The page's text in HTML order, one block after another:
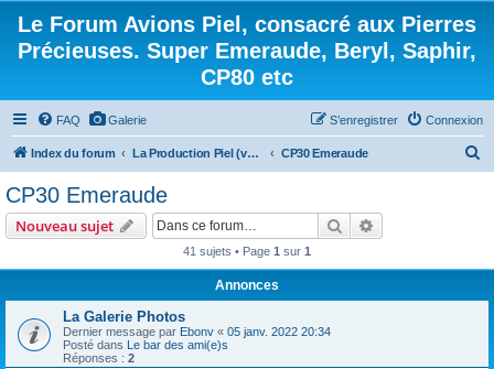
Le Forum Avions Piel, consacré aux Pierres
Précieuses. Super Emeraude, Beryl, Saphir,
CP80 etc
FAQ Galerie Connexion
S’enregistrer
Index du forum La Production Piel (vos questions, vos réponses) CP30 Emeraude
CP30 Emeraude
Nouveau sujet Rechercher
41 sujets • Page 1 sur 1
Annonces
La Galerie Photos
Dernier message par Ebonv « 05 janv. 2022 20:34
Posté dans Le bar des ami(e)s
Réponses : 2